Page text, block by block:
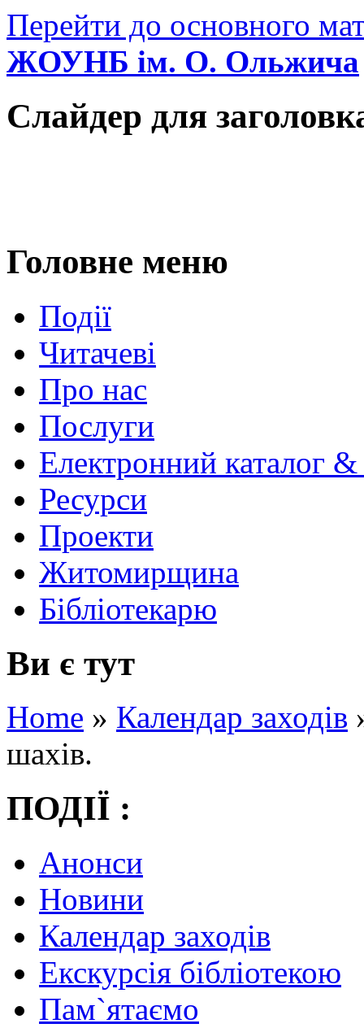
Перейти до основного
ЖОУНБ ім. О. Ольжича
Слайдер для
Головне меню
Події
Читачеві
Про нас
Послуги
Електронний каталог
Ресурси
Проекти
Житомирщина
Бібліотекарю
Ви є тут
Home » Календар заходів
шахів.
ПОДІЇ :
Анонси
Новини
Календар заходів
Екскурсія бібліотекою
Пам`ятаємо